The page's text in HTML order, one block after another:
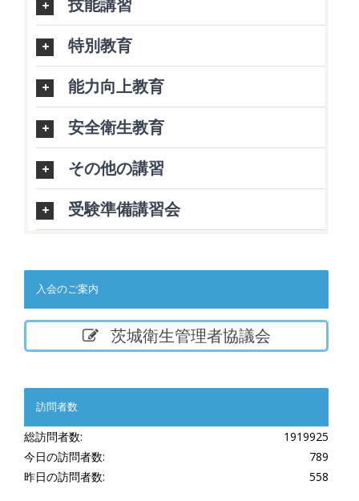
技能講習
特別教育
能力向上教育
安全衛生教育
その他の講習
受験準備講習会
入会のご案内
茨城衛生管理者協議会
訪問者数
1919925
総訪問者数:
789
今日の訪問者数:
558
昨日の訪問者数: